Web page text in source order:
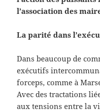
l’association des
La parité dans
Dans beaucoup de
exécutifs
forceps, comme à
Avec des tractations
aux tensions entre la